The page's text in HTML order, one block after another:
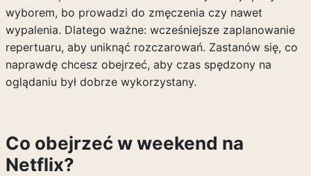
wyborem, bo prowadzi do zmęczenia czy nawet
wypalenia. Dlatego ważne: wcześniejsze zaplanowanie
repertuaru, aby uniknąć rozczarowań. Zastanów się, co
naprawdę chcesz obejrzeć, aby czas spędzony na
oglądaniu był dobrze wykorzystany.
Co obejrzeć w weekend na
Netflix?